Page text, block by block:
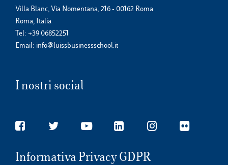
Villa Blanc, Via Nomentana, 216 - 00162 Roma
Roma, Italia
Tel: +39 06852251
Email: info@luissbusinessschool.it
I nostri social
Informativa Privacy GDPR